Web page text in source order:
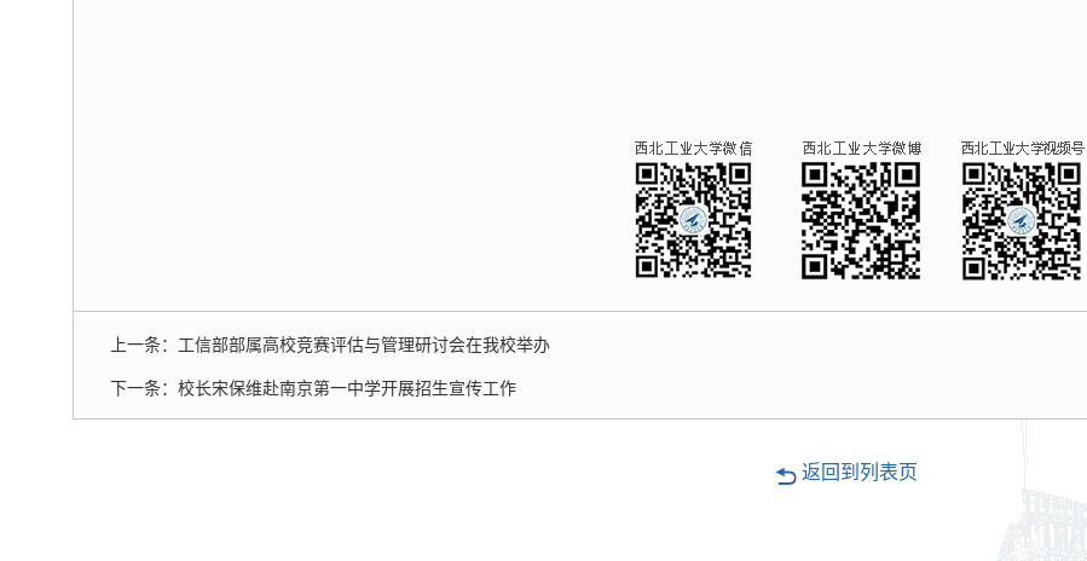
上一条： 工信部部属高校竞赛评估与管理研讨会在我校举办
下一条： 校长宋保维赴南京第一中学开展招生宣传工作
返回到列表页